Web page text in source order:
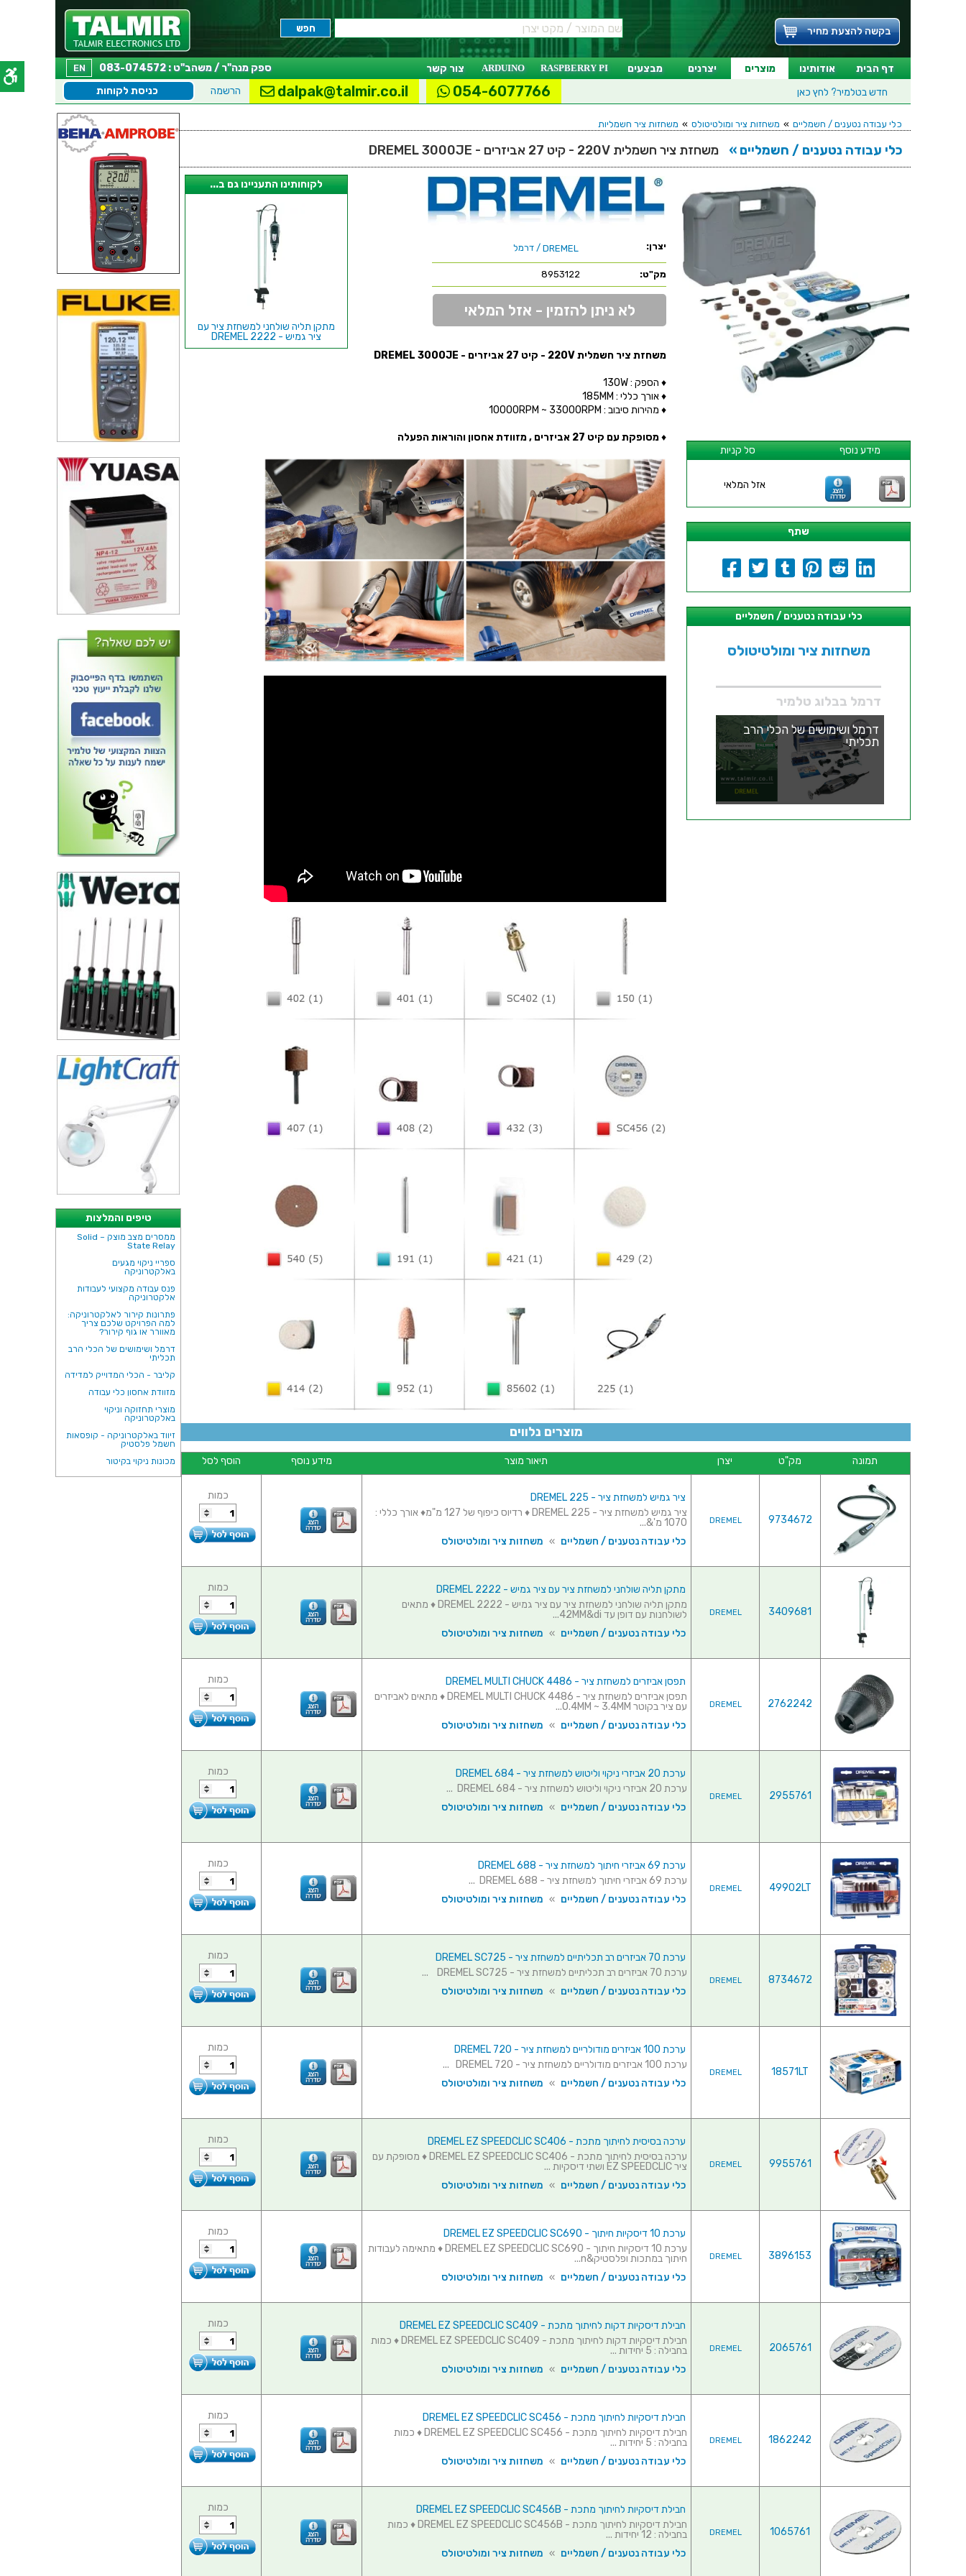
בקשה להצעת מחיר
דף הבית אודותינו מוצרים יצרנים מבצעים RASPBERRY PI
ARDUINO צור קשר EN
ספק מנה"ר / משהב"ט : 083-074572
חדש בטלמיר? לחץ כאן כניסת לקוחות הרשמה dalpak@talmir.co.il 054-6077766
טיפים והמלצות
ממסרים מצב מוצק – Solid
State Relay
ספריי ניקוי מגעים
באלקטרוניקה
פנס עבודה מקצועי לעבודות
אלקטרוניקה
פתרונות קירור לאלקטרוניקה:
למה הפרויקט שלכם צריך
מאוורר או גוף קירור?
דרמל ושימושים של הכלי הרב
תכליתי
קליבר - הכלי המדוייק למדידה
מזוודת אחסון כלי עבודה
מוצרי תחזוקה וניקוי
באלקטרוניקה
זיווד באלקטרוניקה - קופסאות
חשמל פלסטיק
מכונות ניקוי בקיטור
כלי עבודה נטענים / חשמליים » משחזות ציר ומולטיטולס » משחזות ציר חשמליות
כלי עבודה נטענים / חשמליים » משחזת ציר חשמלית 220V - קיט 27 אביזרים - DREMEL 3000JE
סל קניות מידע נוסף
אזל המלאי
שתף
כלי עבודה נטענים / חשמליים
משחזות ציר ומולטיטולס
דרמל בבלוג טלמיר
דרמל ושימושים של הכלי הרב
תכליתי
יצרן: DREMEL / דרמל
מק"ט: 8953122
לא ניתן להזמין - אזל המלאי
לקוחותינו התעניינו גם ב...
מתקן תליה שולחני למשחזת ציר עם
ציר גמיש - DREMEL 2222
למשחזת ציר - DREMEL 442
משחזת ציר חשמלית 220V - קיט 27 אביזרים - DREMEL 3000JE
♦ הספק : 130W
♦ אורך כללי : 185MM
♦ מהירות סיבוב : 10000RPM ~ 33000RPM
♦מסופקת עם קיט 27 אביזרים , מזוודת אחסון והוראות הפעלה
מוצרים נלווים
תמונה מק"ט יצרן תיאור מוצר מידע נוסף הוסף לסל
9734672
DREMEL
ציר גמיש למשחזת ציר - DREMEL 225
ציר גמיש למשחזת ציר - DREMEL 225 ♦ רדיוס כיפוף של 127 מ"מ♦ אורך כללי :
1070 מ'&...
כלי עבודה נטענים / חשמליים » משחזות ציר ומולטיטולס
כמות
3409681
DREMEL
מתקן תליה שולחני למשחזת ציר עם ציר גמיש - DREMEL 2222
מתקן תליה שולחני למשחזת ציר עם ציר גמיש - DREMEL 2222 ♦ מתאים
לשולחנות עם דופן עד 42MM&di...
כלי עבודה נטענים / חשמליים » משחזות ציר ומולטיטולס
כמות
2762242
DREMEL
תפסן אביזרים למשחזת ציר - DREMEL MULTI CHUCK 4486
תפסן אביזרים למשחזת ציר - DREMEL MULTI CHUCK 4486 ♦ מתאים לאביזרים
עם ציר בקוטר 0.4MM ~ 3.4MM...
כלי עבודה נטענים / חשמליים » משחזות ציר ומולטיטולס
כמות
2955761
DREMEL
ערכת 20 אביזרי ניקוי וליטוש למשחזת ציר - DREMEL 684
ערכת 20 אביזרי ניקוי וליטוש למשחזת ציר - DREMEL 684 ...
כלי עבודה נטענים / חשמליים » משחזות ציר ומולטיטולס
כמות
49902LT
DREMEL
ערכת 69 אביזרי חיתוך למשחזת ציר - DREMEL 688
ערכת 69 אביזרי חיתוך למשחזת ציר - DREMEL 688 ...
כלי עבודה נטענים / חשמליים » משחזות ציר ומולטיטולס
כמות
8734672
DREMEL
ערכת 70 אביזרים רב תכליתיים למשחזת ציר - DREMEL SC725
ערכת 70 אביזרים רב תכליתיים למשחזת ציר - DREMEL SC725 ...
כלי עבודה נטענים / חשמליים » משחזות ציר ומולטיטולס
כמות
18571LT
DREMEL
ערכת 100 אביזרים מודולריים למשחזת ציר - DREMEL 720
ערכת 100 אביזרים מודולריים למשחזת ציר - DREMEL 720 ...
כלי עבודה נטענים / חשמליים » משחזות ציר ומולטיטולס
כמות
9955761
DREMEL
ערכה בסיסית לחיתוך מתכת - DREMEL EZ SPEEDCLIC SC406
ערכה בסיסית לחיתוך מתכת - DREMEL EZ SPEEDCLIC SC406 ♦ מסופקת עם
ציר EZ SPEEDCLIC ושתי דיסקיות ...
כלי עבודה נטענים / חשמליים » משחזות ציר ומולטיטולס
כמות
3896153
DREMEL
ערכת 10 דיסקיות חיתוך - DREMEL EZ SPEEDCLIC SC690
ערכת 10 דיסקיות חיתוך - DREMEL EZ SPEEDCLIC SC690 ♦ מתאימה לעבודות
חיתוך במתכות ופלסטיק&n...
כלי עבודה נטענים / חשמליים » משחזות ציר ומולטיטולס
כמות
2065761
DREMEL
חבילת דיסקיות דקות לחיתוך מתכת - DREMEL EZ SPEEDCLIC SC409
חבילת דיסקיות דקות לחיתוך מתכת - DREMEL EZ SPEEDCLIC SC409 ♦ כמות
בחבילה : 5 יחידות ...
כלי עבודה נטענים / חשמליים » משחזות ציר ומולטיטולס
כמות
1862242
DREMEL
חבילת דיסקיות לחיתוך מתכת - DREMEL EZ SPEEDCLIC SC456
חבילת דיסקיות לחיתוך מתכת - DREMEL EZ SPEEDCLIC SC456 ♦ כמות
בחבילה : 5 יחידות ...
כלי עבודה נטענים / חשמליים » משחזות ציר ומולטיטולס
כמות
1065761
DREMEL
חבילת דיסקיות לחיתוך מתכת - DREMEL EZ SPEEDCLIC SC456B
חבילת דיסקיות לחיתוך מתכת - DREMEL EZ SPEEDCLIC SC456B ♦ כמות
בחבילה : 12 יחידות ...
כלי עבודה נטענים / חשמליים » משחזות ציר ומולטיטולס
כמות